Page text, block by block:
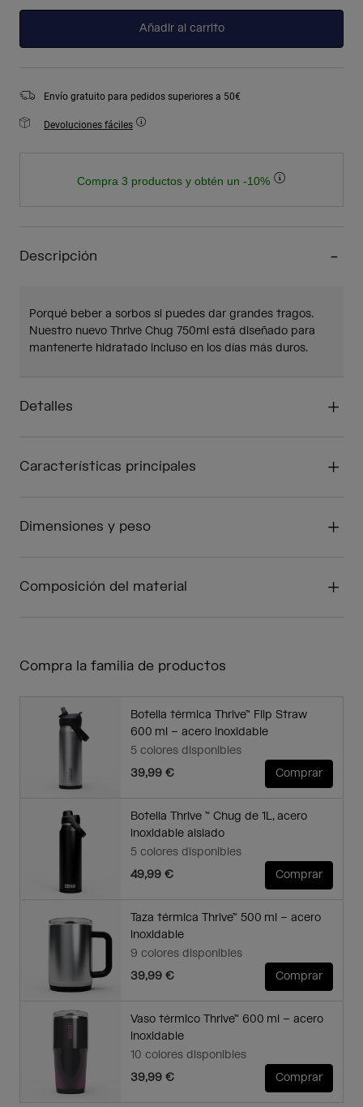
Añadir al carrito
Envío gratuito para pedidos superiores a 50€
Devoluciones fáciles
Compra 3 productos y obtén un -10%
Descripción
Porqué beber a sorbos si puedes dar grandes tragos.
Nuestro nuevo Thrive Chug 750ml está diseñado para
mantenerte hidratado incluso en los días más duros.
Detalles
Características principales
Dimensiones y peso
Composición del material
Compra la familia de productos
Botella térmica Thrive™ Flip Straw
600 ml – acero inoxidable
5 colores disponibles
39,99 €
Comprar
Botella Thrive ™ Chug de 1L, acero
inoxidable aislado
5 colores disponibles
49,99 €
Comprar
Taza térmica Thrive™ 500 ml – acero
inoxidable
9 colores disponibles
39,99 €
Comprar
Vaso térmico Thrive™ 600 ml – acero
inoxidable
10 colores disponibles
39,99 €
Comprar